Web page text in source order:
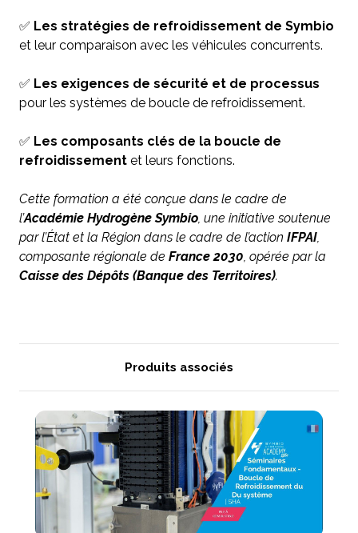
✅ Les stratégies de refroidissement de Symbio
et leur comparaison avec les véhicules concurrents.
✅ Les exigences de sécurité et de processus
pour les systèmes de boucle de refroidissement.
✅ Les composants clés de la boucle de
refroidissement et leurs fonctions.
Cette formation a été conçue dans le cadre de
l’Académie Hydrogène Symbio, une initiative soutenue
par l’État et la Région dans le cadre de l’action IFPAI,
composante régionale de France 2030, opérée par la
Caisse des Dépôts (Banque des Territoires).
Produits associés